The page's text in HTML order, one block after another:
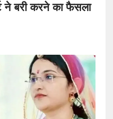
ने बरी करने का फैसला